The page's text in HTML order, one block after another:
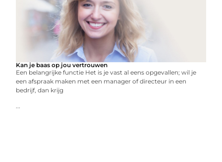
Kan je baas op jou vertrouwen
Een belangrijke functie Het is je vast al eens opgevallen; wil je
een afspraak maken met een manager of directeur in een
bedrijf, dan krijg
...